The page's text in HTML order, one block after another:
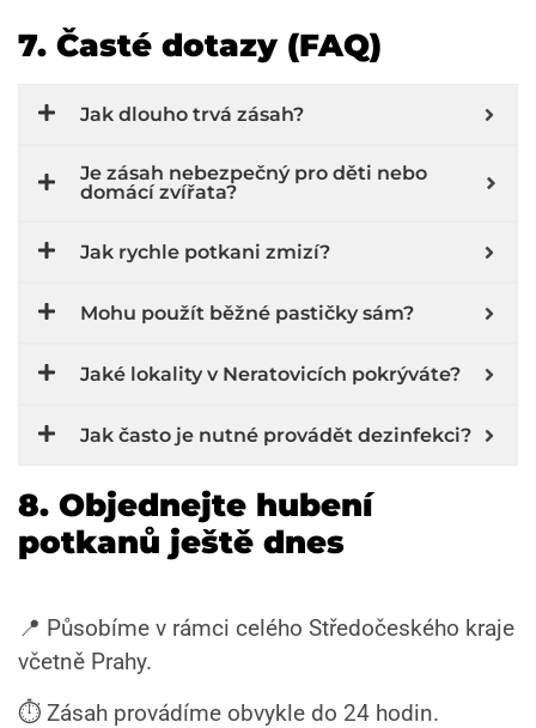
7. Časté dotazy (FAQ)
Jak dlouho trvá zásah?
Je zásah nebezpečný pro děti nebo
domácí zvířata?
Jak rychle potkani zmizí?
Mohu použít běžné pastičky sám?
Jaké lokality v Neratovicích pokrýváte?
Jak často je nutné provádět dezinfekci?
8. Objednejte hubení
potkanů ještě dnes
📍 Působíme v rámci celého Středočeského kraje
včetně Prahy.
⏱️ Zásah provádíme obvykle do 24 hodin.